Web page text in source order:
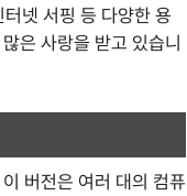
넷 서핑 등 다양한 용
은 사랑을 받고 있습니
버전은 여러 대의 컴퓨